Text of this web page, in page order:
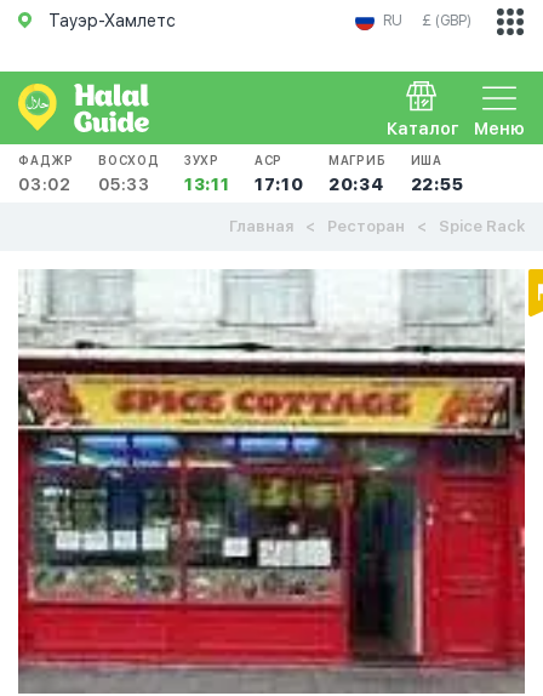
Тауэр-Хамлетс RU £ (GBP)
Меню
Каталог
ФАДЖР
03:02
ВОСХОД
05:33
ЗУХР
13:11
АСР
17:10
МАГРИБ
20:34
ИША
22:55
Главная Ресторан Spice Rack